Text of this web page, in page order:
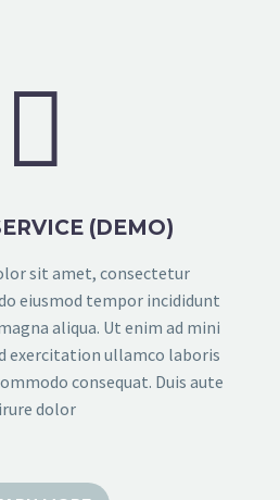


(DEMO)
sit amet, consectetur
eiusmod tempor incididunt
aliqua. Ut enim ad mini
exercitation ullamco laboris
consequat. Duis aute
irure dolor